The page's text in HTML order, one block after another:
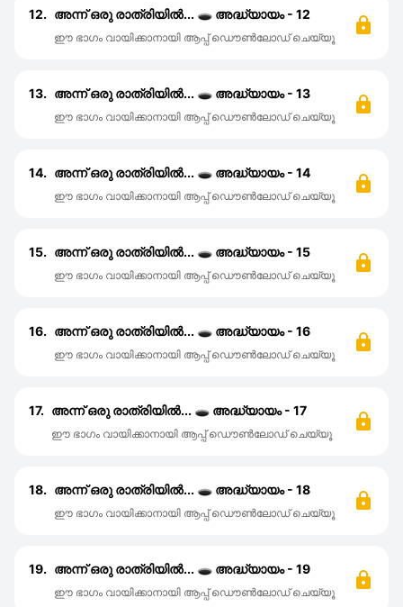
12. അന്ന് ഒരു രാത്രിയിൽ... 🕳️ അദ്ധ്യായം - 12
ഈ ഭാഗം വായിക്കാനായി ആപ്പ് ഡൌൺലോഡ് ചെയ്യൂ
13. അന്ന് ഒരു രാത്രിയിൽ... 🕳️ അദ്ധ്യായം - 13
ഈ ഭാഗം വായിക്കാനായി ആപ്പ് ഡൌൺലോഡ് ചെയ്യൂ
14. അന്ന് ഒരു രാത്രിയിൽ... 🕳️ അദ്ധ്യായം - 14
ഈ ഭാഗം വായിക്കാനായി ആപ്പ് ഡൌൺലോഡ് ചെയ്യൂ
15. അന്ന് ഒരു രാത്രിയിൽ... 🕳️ അദ്ധ്യായം - 15
ഈ ഭാഗം വായിക്കാനായി ആപ്പ് ഡൌൺലോഡ് ചെയ്യൂ
16. അന്ന് ഒരു രാത്രിയിൽ... 🕳️ അദ്ധ്യായം - 16
ഈ ഭാഗം വായിക്കാനായി ആപ്പ് ഡൌൺലോഡ് ചെയ്യൂ
17. അന്ന് ഒരു രാത്രിയിൽ... 🕳️ അദ്ധ്യായം - 17
ഈ ഭാഗം വായിക്കാനായി ആപ്പ് ഡൌൺലോഡ് ചെയ്യൂ
18. അന്ന് ഒരു രാത്രിയിൽ... 🕳️ അദ്ധ്യായം - 18
ഈ ഭാഗം വായിക്കാനായി ആപ്പ് ഡൌൺലോഡ് ചെയ്യൂ
19. അന്ന് ഒരു രാത്രിയിൽ... 🕳️ അദ്ധ്യായം - 19
ഈ ഭാഗം വായിക്കാനായി ആപ്പ് ഡൌൺലോഡ് ചെയ്യൂ